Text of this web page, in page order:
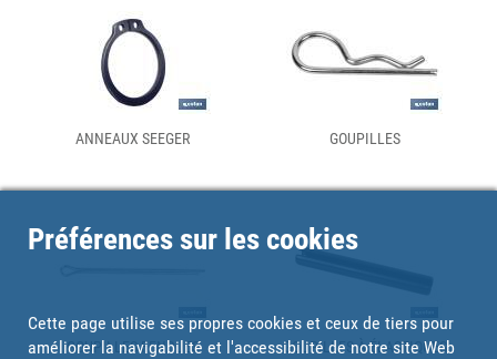
ANNEAUX SEEGER GOUPILLES
GOUPILLES FENDUES GOUPILLES À ÉLASTIQUES
Préférences sur les cookies
Cette page utilise ses propres cookies et ceux de tiers pour
améliorer la navigabilité et l'accessibilité de notre site Web